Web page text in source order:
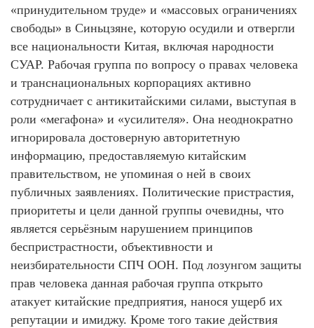
«принудительном труде» и «массовых ограничениях
свободы» в Синьцзяне, которую осудили и отвергли
все национальности Китая, включая народности
СУАР. Рабочая группа по вопросу о правах человека
и транснациональных корпорациях активно
сотрудничает с антикитайскими силами, выступая в
роли «мегафона» и «усилителя». Она неоднократно
игнорировала достоверную авторитетную
информацию, предоставляемую китайским
правительством, не упоминая о ней в своих
публичных заявлениях. Политические пристрастия,
приоритеты и цели данной группы очевидны, что
является серьёзным нарушением принципов
беспристрастности, объективности и
неизбирательности СПЧ ООН. Под лозунгом защиты
прав человека данная рабочая группа открыто
атакует китайские предприятия, нанося ущерб их
репутации и имиджу. Кроме того такие действия